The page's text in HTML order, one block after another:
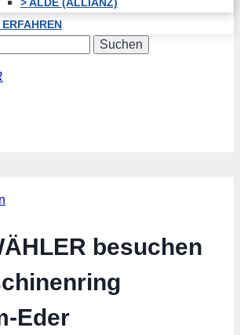
> ALDE (ALLIANZ)
besuchen
Eder